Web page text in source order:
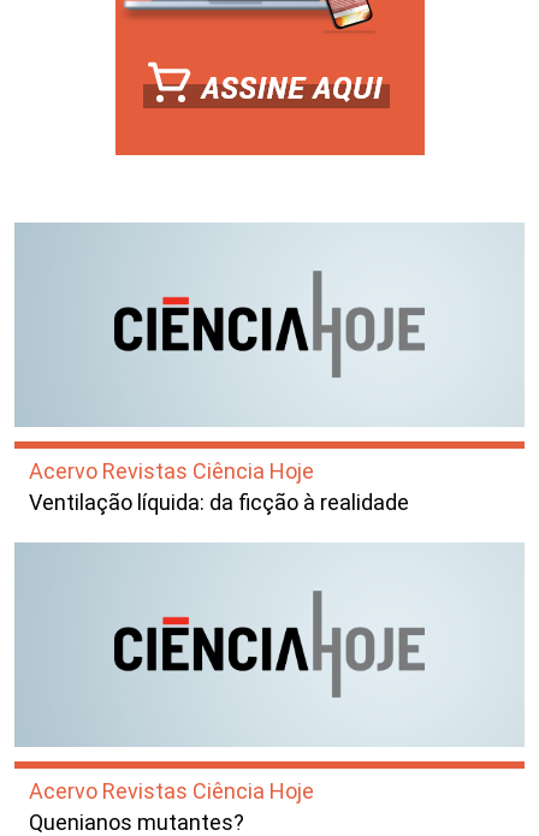
Acervo Revistas Ciência Hoje
Ventilação líquida: da ficção à realidade
Acervo Revistas Ciência Hoje
Quenianos mutantes?